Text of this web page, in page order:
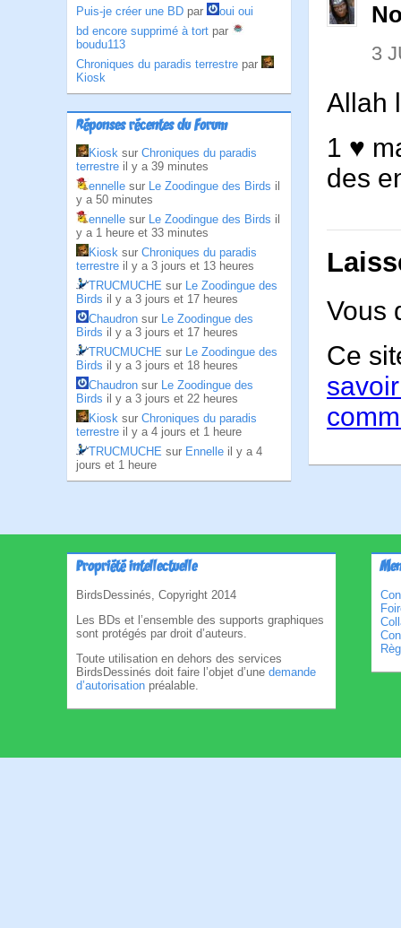
Puis-je créer une BD par
oui oui
bd encore supprimé à tort par
boudu113
Chroniques du paradis terrestre par
Kiosk
Réponses récentes du Forum
Kiosk sur Chroniques du paradis
terrestre il y a 39 minutes
ennelle sur Le Zoodingue des Birds il
y a 50 minutes
ennelle sur Le Zoodingue des Birds il
y a 1 heure et 33 minutes
Kiosk sur Chroniques du paradis
terrestre il y a 3 jours et 13 heures
TRUCMUCHE sur Le Zoodingue des
Birds il y a 3 jours et 17 heures
Chaudron sur Le Zoodingue des
Birds il y a 3 jours et 17 heures
TRUCMUCHE sur Le Zoodingue des
Birds il y a 3 jours et 18 heures
Chaudron sur Le Zoodingue des
Birds il y a 3 jours et 22 heures
Kiosk sur Chroniques du paradis
terrestre il y a 4 jours et 1 heure
TRUCMUCHE sur Ennelle il y a 4
jours et 1 heure
3
Allah
1 ♥
des
Vous
Ce
Propriété intellectuelle
BirdsDessinés, Copyright 2014
Les BDs et l’ensemble des supports graphiques
sont protégés par droit d’auteurs.
Toute utilisation en dehors des services
BirdsDessinés doit faire l’objet d’une demande
d’autorisation préalable.